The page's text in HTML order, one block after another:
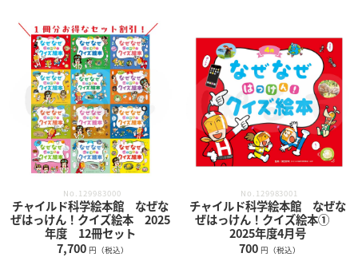
No.129983000
チャイルド科学絵本館 なぜな
ぜはっけん！クイズ絵本 2025
年度 12冊セット
7,700 円（税込）
No.129983001
チャイルド科学絵本館 なぜな
ぜはっけん！クイズ絵本①
2025年度4月号
700 円（税込）